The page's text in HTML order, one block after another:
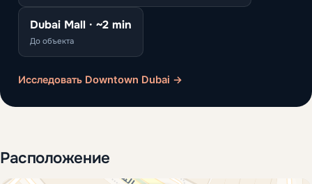
Dubai Mall · ~2 min
До объекта
Исследовать Downtown Dubai →
Расположение